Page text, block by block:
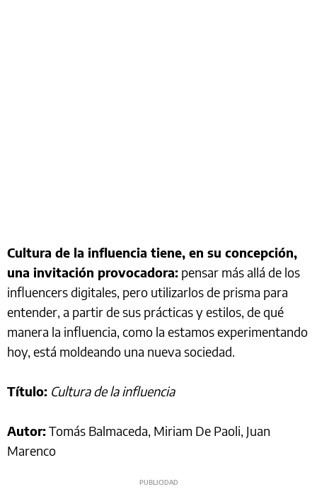
Cultura de la influencia tiene, en su concepción,
una invitación provocadora: pensar más allá de los
influencers digitales, pero utilizarlos de prisma para
entender, a partir de sus prácticas y estilos, de qué
manera la influencia, como la estamos experimentando
hoy, está moldeando una nueva sociedad.
Título: Cultura de la influencia
Autor:Tomás Balmaceda, Miriam De Paoli, Juan
Marenco